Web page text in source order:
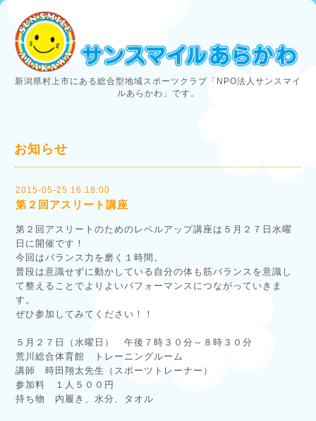
新潟県村上市にある総合型地域スポーツクラブ「NPO法人サンスマイ
ルあらかわ」です。
お知らせ
2015-05-25 16:18:00
第２回アスリート講座
第２回アスリートのためのレベルアップ講座は５月２７日水曜
日に開催です！
今回はバランス力を磨く１時間。
普段は意識せずに動かしている自分の体も筋バランスを意識し
て整えることでよりよいパフォーマンスにつながっていきま
す。
ぜひ参加してみてください！！
５月２７日（水曜日） 午後７時３０分～８時３０分
荒川総合体育館 トレーニングルーム
講師 時田翔太先生（スポーツトレーナー）
参加料 １人５００円
持ち物 内履き、水分、タオル